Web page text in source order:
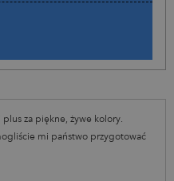
za piękne, żywe kolory.
mi państwo przygotować